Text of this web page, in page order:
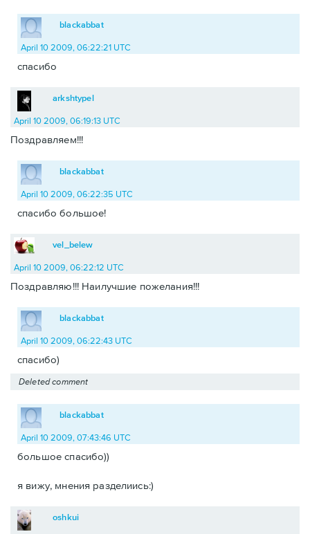
blackabbat
April 10 2009, 06:22:21 UTC
спасибо
arkshtypel
April 10 2009, 06:19:13 UTC
Поздравляем!!!
blackabbat
April 10 2009, 06:22:35 UTC
спасибо большое!
vel_belew
April 10 2009, 06:22:12 UTC
Поздравляю!!! Наилучшие пожелания!!!
blackabbat
April 10 2009, 06:22:43 UTC
спасибо)
Deleted comment
blackabbat
April 10 2009, 07:43:46 UTC
большое спасибо))
я вижу, мнения разделиись:)
oshkui